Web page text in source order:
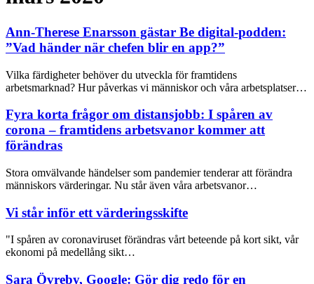
Ann-Therese Enarsson gästar Be digital-podden:
”Vad händer när chefen blir en app?”
Vilka färdigheter behöver du utveckla för framtidens
arbetsmarknad? Hur påverkas vi människor och våra arbetsplatser…
Fyra korta frågor om distansjobb: I spåren av
corona – framtidens arbetsvanor kommer att
förändras
Stora omvälvande händelser som pandemier tenderar att förändra
människors värderingar. Nu står även våra arbetsvanor…
Vi står inför ett värderingsskifte
"I spåren av coronaviruset förändras vårt beteende på kort sikt, vår
ekonomi på medellång sikt…
Sara Övreby, Google: Gör dig redo för en